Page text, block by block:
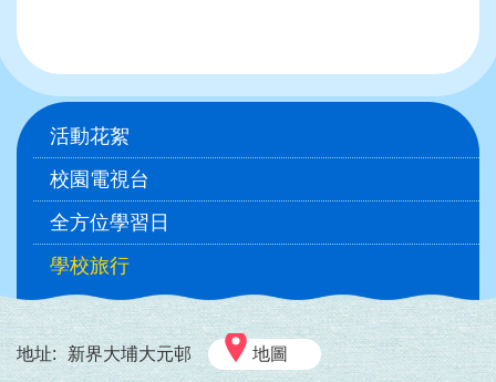
Main
navigation
活動花絮
校園電視台
全方位學習日
學校旅行
地址: 新界大埔大元邨 地圖